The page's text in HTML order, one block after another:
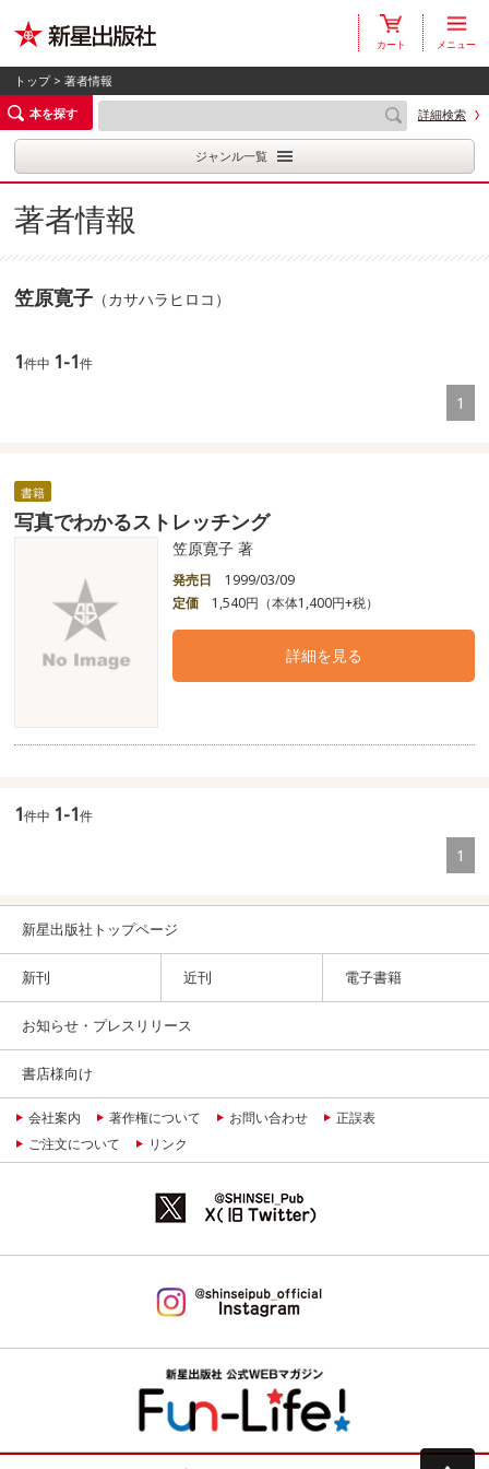
カート メニュー
トップ> 著者情報
本を探す
詳細検索
ジャンル一覧
著者情報
笠原寛子 （カサハラヒロコ）
1件中 1-1件
1
書籍
写真でわかるストレッチング
笠原寛子 著
発売日
1999/03/09
定価
1,540円（本体1,400円+税）
詳細を見る
1件中 1-1件
1
新星出版社トップページ
新刊 近刊 電子書籍
お知らせ・プレスリリース
書店様向け
会社案内 著作権について お問い合わせ
正誤表
ご注文について
リンク